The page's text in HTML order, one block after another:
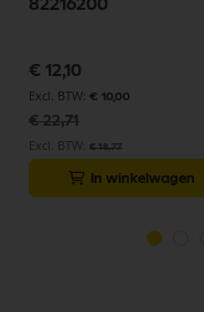
82216200
Speciale
prijs
€ 12,10
€ 10,00
€ 22,71
€ 18,77
In winkelwagen